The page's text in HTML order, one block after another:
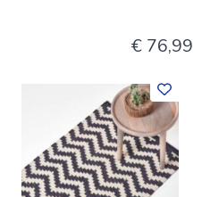
€ 76,99